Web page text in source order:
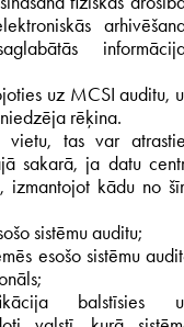
uz MCSI auditu,
rēķina.
vietu, tas var
sakarā, ja datu
izmantojot kādu no
sistēmu auditu;
esošo sistēmu
balstīsies